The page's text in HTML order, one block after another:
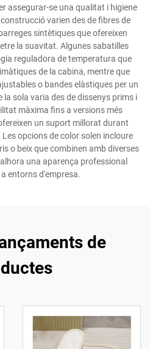
assegurar-se una qualitat i higiene
varien des de fibres de
sintètiques que ofereixen
la suavitat. Algunes sabatilles
reguladora de temperatura que
de la cabina, mentre que
o bandes elàstiques per un
sola varia des de dissenys prims i
màxima fins a versions més
un suport millorat durant
opcions de color solen incloure
o beix que combinen amb diverses
una aparença professional
entorns d'empresa.
de